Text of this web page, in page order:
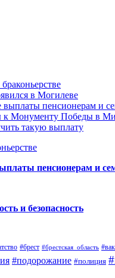
в Могилеве
пенсионерам и
к Монументу Победы в
такую выплату
пенсионерам и
и безопасность
#брест #брестская_область
#подорожание #полиция